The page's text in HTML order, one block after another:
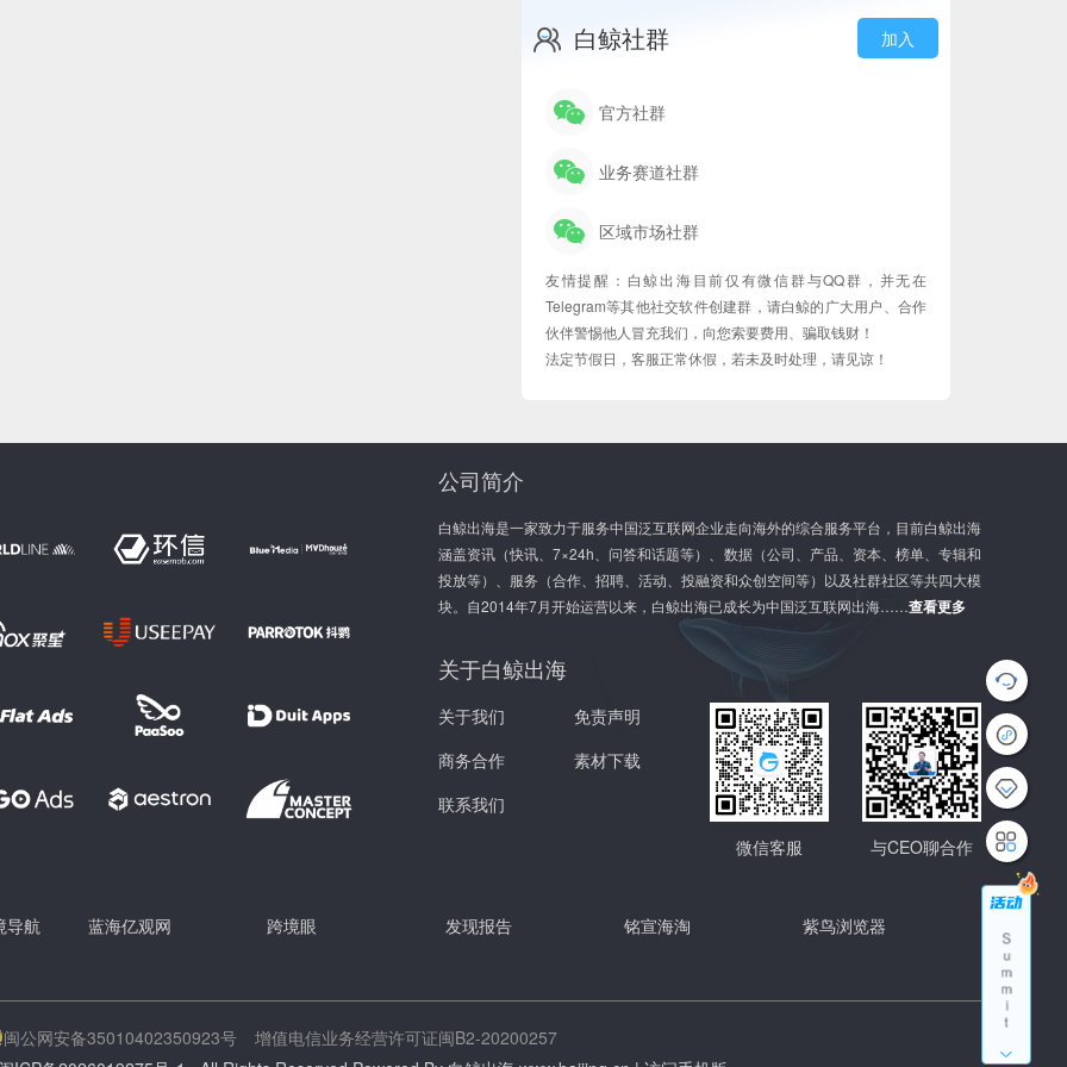
白鲸社群 加入
官方社群
业务赛道社群
区域市场社群
友情提醒：白鲸出海目前仅有微信群与QQ群，并无在
Telegram等其他社交软件创建群，请白鲸的广大用户、合作
伙伴警惕他人冒充我们，向您索要费用、骗取钱财！
法定节假日，客服正常休假，若未及时处理，请见谅！
G
l
o
b
a
l
G
r
o
w
t
h
u
m
m
i
t
p
公司简介
白鲸出海是一家致力于服务中国泛互联网企业走向海外的综合服务平台，目前白鲸出海
涵盖资讯（快讯、7×24h、问答和话题等）、数据（公司、产品、资本、榜单、专辑和
投放等）、服务（合作、招聘、活动、投融资和众创空间等）以及社群社区等共四大模
块。自2014年7月开始运营以来，白鲸出海已成长为中国泛互联网出海……查看更多
关于白鲸出海
关于我们
免责声明
商务合作
素材下载
联系我们
微信客服
与CEO聊合作
导航 蓝海亿观网 跨境眼 发现报告 铭宣海淘 紫鸟浏览器
闽公网安备35010402350923号
增值电信业务经营许可证闽B2-20200257